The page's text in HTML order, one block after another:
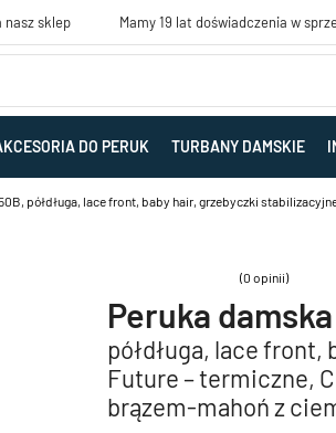
nasz sklep Mamy 19 lat doświadczenia w
DO PERUK TURBANY DAMSKIE
półdługa, lace front, baby hair, grzebyczki
(0 opinii)
Peruka
półdługa, lace front,
Future – termiczne,
brązem-mahoń z